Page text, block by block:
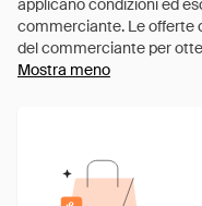
Mostra meno